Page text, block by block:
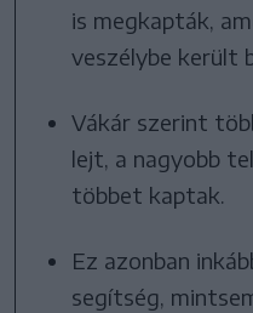
is megkapták,
veszélybe került
Vákár szerint
lejt, a nagyobb
többet kaptak.
Ez azonban
segítség,